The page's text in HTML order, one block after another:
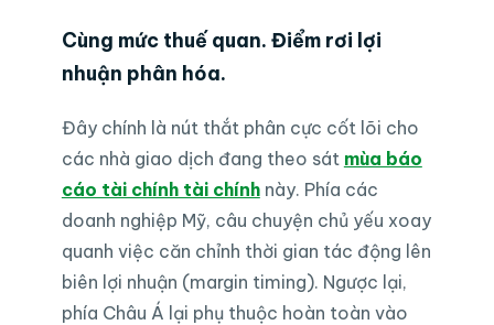
Cùng mức thuế quan. Điểm rơi lợi
nhuận phân hóa.
Đây chính là nút thắt phân cực cốt lõi cho
các nhà giao dịch đang theo sát mùa báo
cáo tài chính tài chínhnày. Phía các
doanh nghiệp Mỹ, câu chuyện chủ yếu xoay
quanh việc căn chỉnh thời gian tác động lên
biên lợi nhuận (margin timing). Ngược lại,
phía Châu Á lại phụ thuộc hoàn toàn vào